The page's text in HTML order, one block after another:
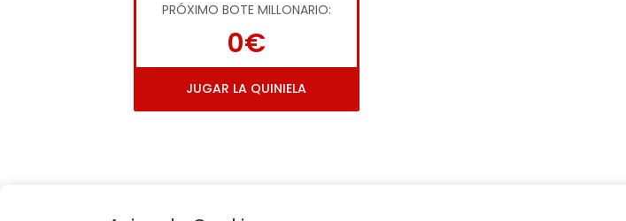
PRÓXIMO BOTE MILLONARIO:
0€
JUGAR LA QUINIELA